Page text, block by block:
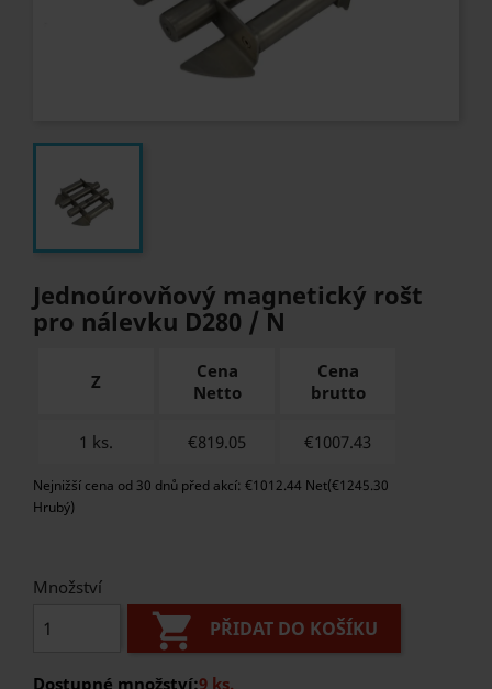
Jednoúrovňový magnetický rošt
pro nálevku D280 / N
Z
Cena
Netto
Cena
brutto
1 ks. €819.05 €1007.43
Nejnižší cena od 30 dnů před akcí: €1012.44 Net(€1245.30
Hrubý)
Množství
 PŘIDAT DO KOŠÍKU
Dostupné množství:9 ks.